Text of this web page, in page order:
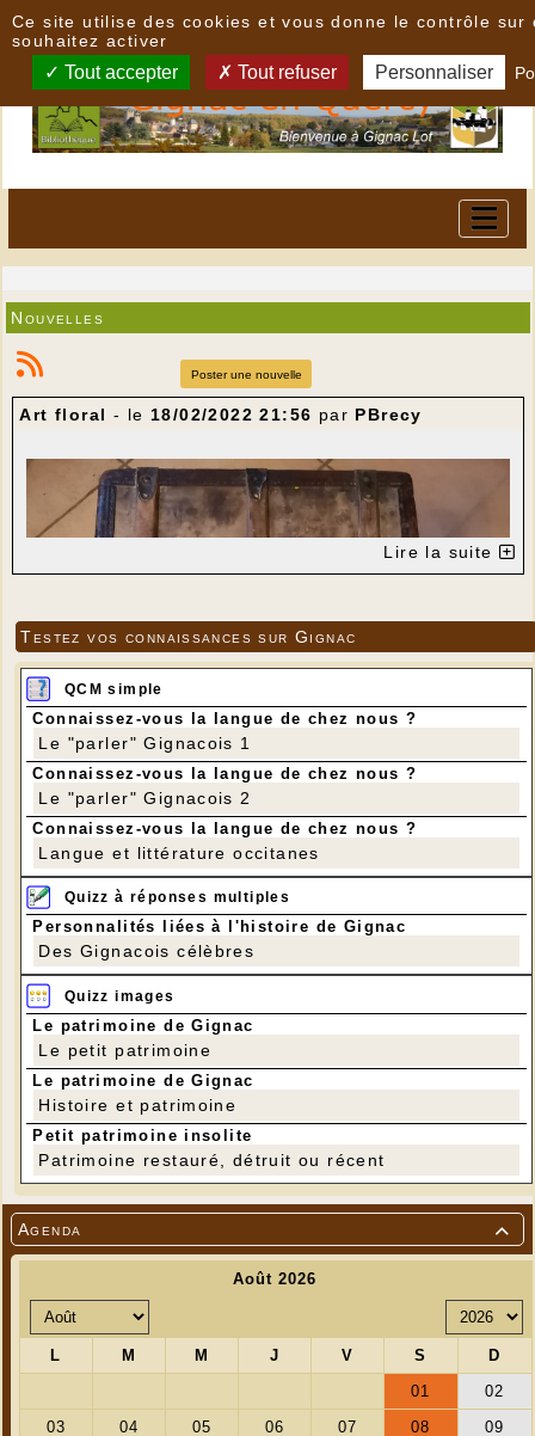

Agenda
Nouvelles
Poster une nouvelle
Art floral - le 18/02/2022 21:56 par PBrecy
---
"Saint Valentin" - Création réalisée sous la direction
d'Anne-Marie Guerriat
Lire la suite
Testez vos connaissances sur Gignac
QCM simple
Connaissez-vous la langue de chez nous ?
Le "parler" Gignacois 1
Connaissez-vous la langue de chez nous ?
Le "parler" Gignacois 2
Connaissez-vous la langue de chez nous ?
Langue et littérature occitanes
Quizz à réponses multiples
Personnalités liées à l'histoire de Gignac
Des Gignacois célèbres
Quizz images
Le patrimoine de Gignac
Le petit patrimoine
Le patrimoine de Gignac
Histoire et patrimoine
Petit patrimoine insolite
Patrimoine restauré, détruit ou récent
Ce site utilise des cookies et vous donne le contrôle sur
souhaitez activer
Tout accepter Tout refuser Personnaliser